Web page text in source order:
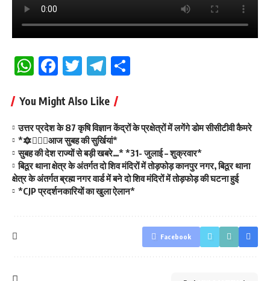
WhatsApp
Facebook
TwitterTelegram
You Might Also Like
उत्तर प्रदेश के 87 कृषि विज्ञान केंद्रों के प्रक्षेत्रों में लगेंगे डोम सीसीटीवी कैमरे
*🔯💁🏻‍♂️आज सुबह की सुर्खियां*
सुबह की देश राज्यों से बड़ी खबरे…* *31- जुलाई – शुक्रवार*
बिठूर थाना क्षेत्र के अंतर्गत दो शिव मंदिरों में तोड़फोड़ कानपुर नगर, बिठूर थाना
क्षेत्र के अंतर्गत ब्रह्म नगर वार्ड में बने दो शिव मंदिरों में तोड़फोड़ की घटना हुई
*CJP प्रदर्शनकारियों का खुला ऐलान*
Facebook